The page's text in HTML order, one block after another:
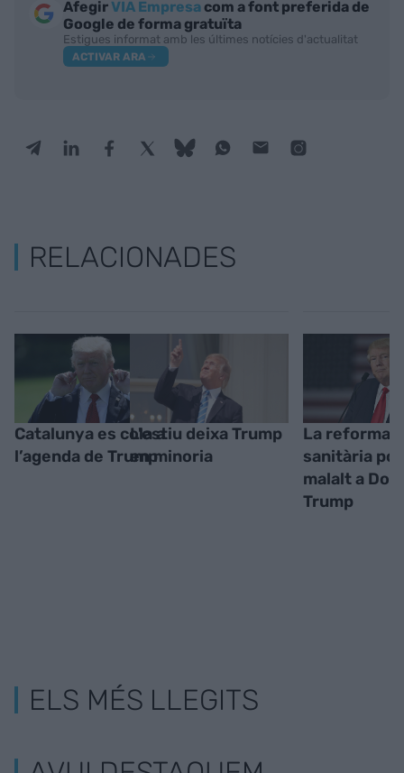
AfegirVIA Empresa com a font preferida de
Google de forma gratuïta
Estigues informat amb les últimes notícies d'actualitat
ACTIVAR ARA
RELACIONADES
Catalunya es cola a
l’agenda de Trump
L'estiu deixa Trump
en minoria
La reforma
sanitària
malalt a
Trump
ELS MÉS LLEGITS